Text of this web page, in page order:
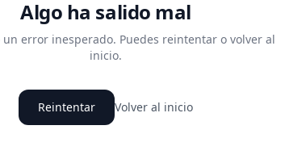
Algo ha salido mal
un error inesperado. Puedes reintentar o volver al
inicio.
Reintentar Volver al inicio